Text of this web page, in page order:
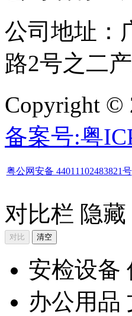
公司地址：
路2号之二
Copyright ©
备案号:粤
粤公网安备 44011102483821号
对比栏 隐藏
安检设备
办公用品